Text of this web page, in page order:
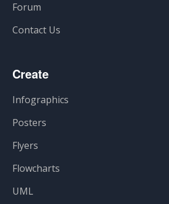
Forum
Contact Us
Create
Infographics
Posters
Flyers
Flowcharts
UML